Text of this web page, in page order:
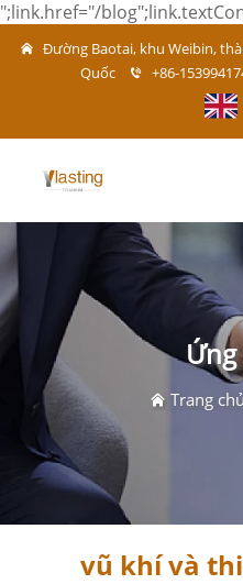
";link.href="/
Đường Baotai, khu Weibin,
Quốc
+86-
Trang chủ
vũ khí và